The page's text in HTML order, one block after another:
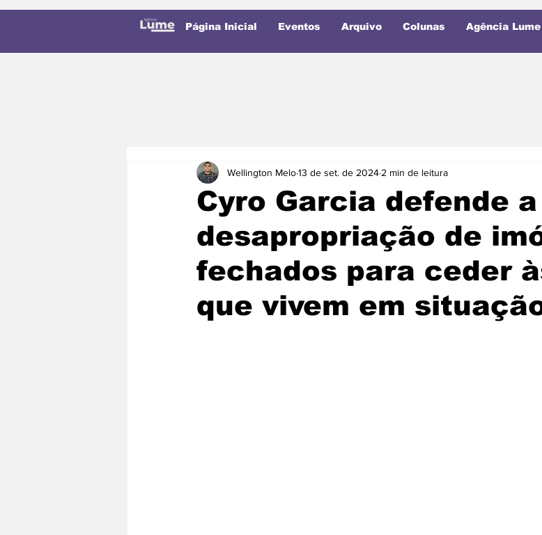
Página Inicial Eventos Arquivo Colunas Agência Lume
Cyro Garcia defende a
desapropriação de
fechados para ceder
que vivem em
Wellington Melo13 de set. de 2024 2 min de leitura